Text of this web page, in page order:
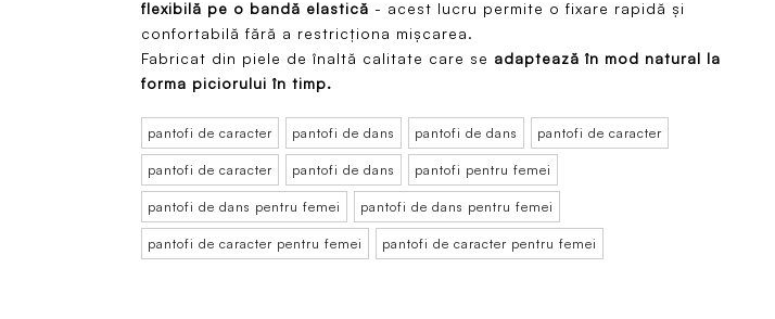
flexibilă pe o bandă elastică - acest lucru permite o fixare rapidă și
confortabilă fără a restricționa mișcarea.
Fabricat din piele de înaltă calitate care se adaptează în mod natural la
forma piciorului în timp.
pantofi de caracter pantofi de dans pantofi de dans pantofi de caracter
pantofi de caracter pantofi de dans pantofi pentru femei
pantofi de dans pentru femei pantofi de dans pentru femei
pantofi de caracter pentru femei pantofi de caracter pentru femei